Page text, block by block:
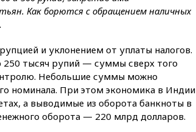
при падении деревьев во
время урагана
вчера, 22:35Винисиус
продлил контракт с «Реалом»
до 2032 года
вчера, 22:28 Отказаться от
российского гражданства
станет значительно дороже
Как борются с обращением наличных
и уклонением от уплаты налогов.
тысяч рупий — суммы сверх того
Небольшие суммы можно
номинала. При этом экономика в Индии
а выводимые из оборота банкноты в
оборота — 220 млрд долларов.